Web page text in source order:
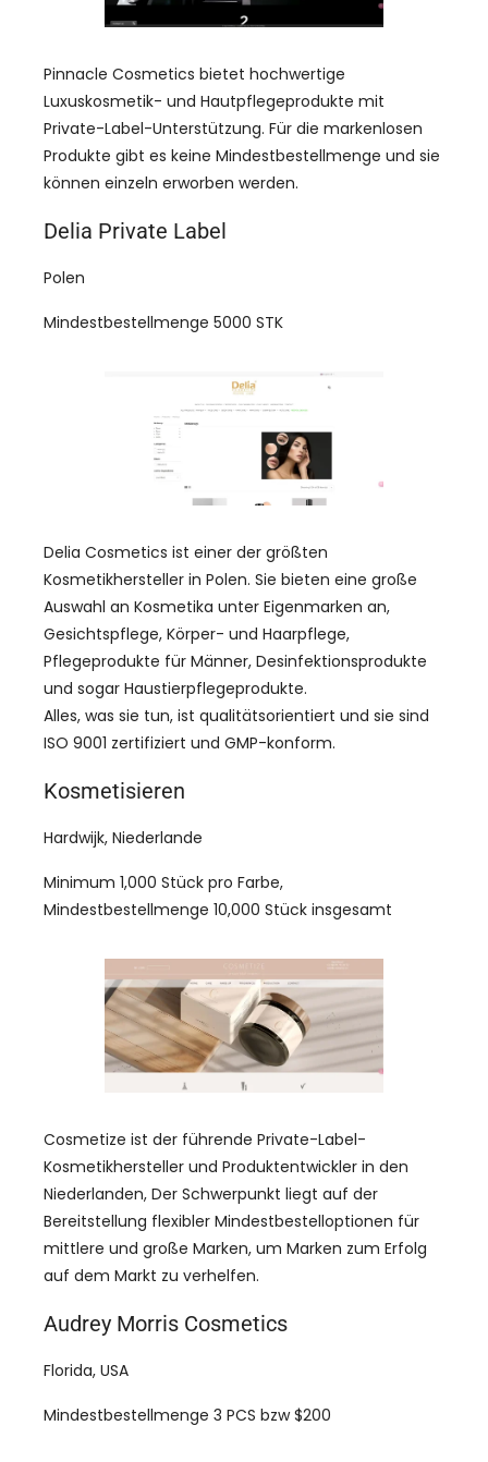
Pinnacle Cosmetics bietet hochwertige
Luxuskosmetik- und Hautpflegeprodukte mit
Private-Label-Unterstützung. Für die markenlosen
Produkte gibt es keine Mindestbestellmenge und sie
können einzeln erworben werden.
Delia Private Label
Polen
Mindestbestellmenge 5000 STK
Delia Cosmetics ist einer der größten
Kosmetikhersteller in Polen. Sie bieten eine große
Auswahl an Kosmetika unter Eigenmarken an,
Gesichtspflege, Körper- und Haarpflege,
Pflegeprodukte für Männer, Desinfektionsprodukte
und sogar Haustierpflegeprodukte.
Alles, was sie tun, ist qualitätsorientiert und sie sind
ISO 9001 zertifiziert und GMP-konform.
Kosmetisieren
Hardwijk, Niederlande
Minimum 1,000 Stück pro Farbe,
Mindestbestellmenge 10,000 Stück insgesamt
Cosmetize ist der führende Private-Label-
Kosmetikhersteller und Produktentwickler in den
Niederlanden, Der Schwerpunkt liegt auf der
Bereitstellung flexibler Mindestbestelloptionen für
mittlere und große Marken, um Marken zum Erfolg
auf dem Markt zu verhelfen.
Audrey Morris Cosmetics
Florida, USA
Mindestbestellmenge 3 PCS bzw $200